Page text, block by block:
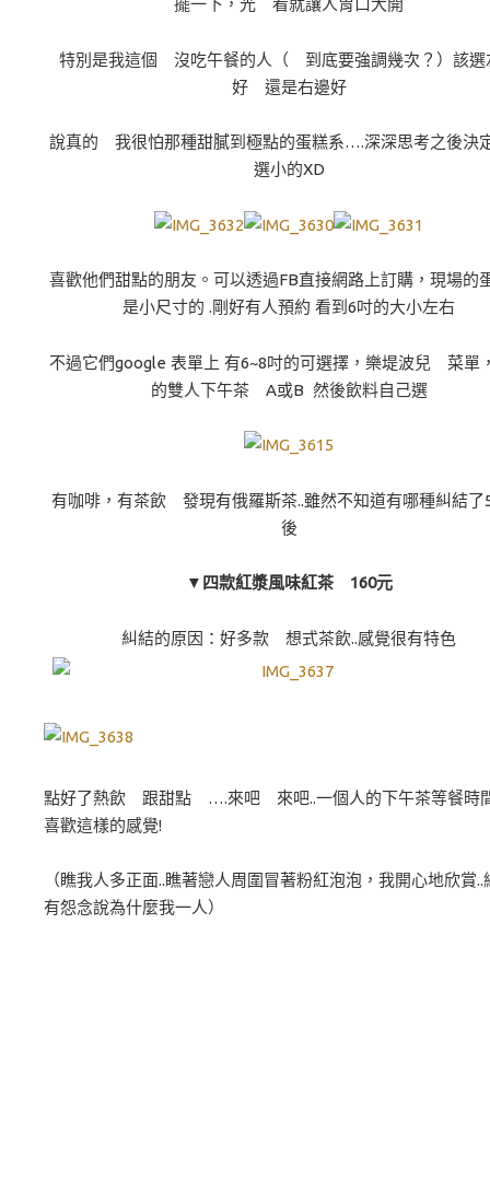
擺一下，光 看就讓人胃口大開
特別是我這個 沒吃午餐的人（ 到底要強調幾次？）該選
好 還是右邊好
說真的 我很怕那種甜膩到極點的蛋糕系….深深思考之後
選小的XD
喜歡他們甜點的朋友。可以透過FB直接網路上訂購，現場的
是小尺寸的 .剛好有人預約 看到6吋的大小左右
不過它們google 表單上 有6~8吋的可選擇，樂堤波兒 菜單
的雙人下午茶 A或B 然後飲料自己選
有咖啡，有茶飲 發現有俄羅斯茶..雖然不知道有哪種糾結了
後
▼四款紅漿風味紅茶 160元
糾結的原因：好多款 想式茶飲..感覺很有特色
點好了熱飲 跟甜點 ….來吧 來吧..一個人的下午茶等餐時
喜歡這樣的感覺!
（瞧我人多正面..瞧著戀人周圍冒著粉紅泡泡，我開心地欣賞..
有怨念說為什麼我一人）